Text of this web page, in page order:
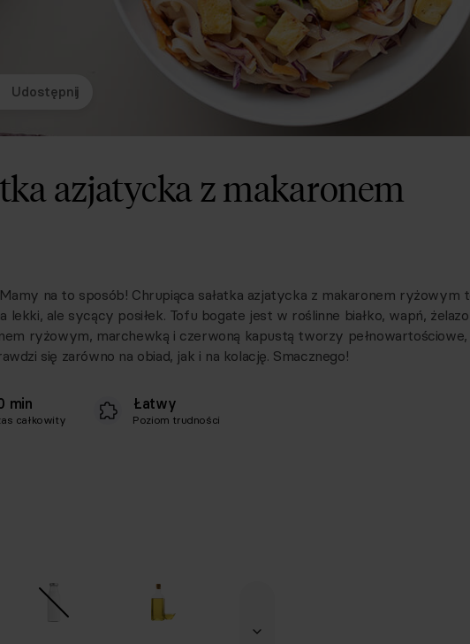
Udostępnij
azjatycka z makaronem
na to sposób! Chrupiąca sałatka azjatycka z makaronem ryżowym
ale sycący posiłek. Tofu bogate jest w roślinne białko, wapń,
ryżowym, marchewką i czerwoną kapustą tworzy pełnowartościowe,
się zarówno na obiad, jak i na kolację. Smacznego!
min
całkowity
Łatwy
Poziom trudności